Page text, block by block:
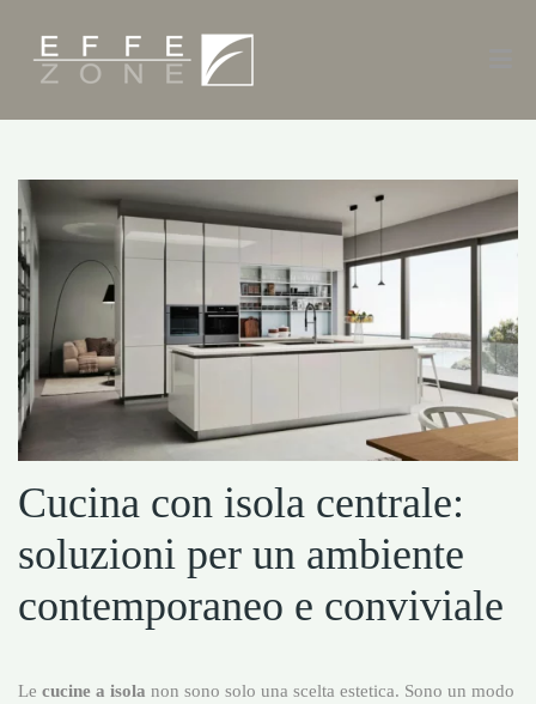
Cucina con isola centrale:
soluzioni per un ambiente
contemporaneo e conviviale
Le cucine a isola non sono solo una scelta estetica. Sono un modo